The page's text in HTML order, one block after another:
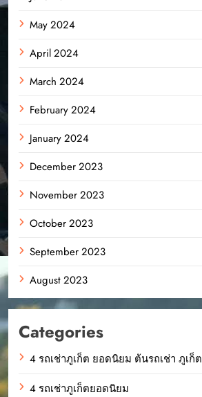
May 2024
April 2024
March 2024
February 2024
January 2024
December 2023
November 2023
October 2023
September 2023
August 2023
Categories
4 รถเช่าภูเก็ต ยอดนิยม ต้นรถเช่า ภูเก็ต
4 รถเช่าภูเก็ตยอดนิยม